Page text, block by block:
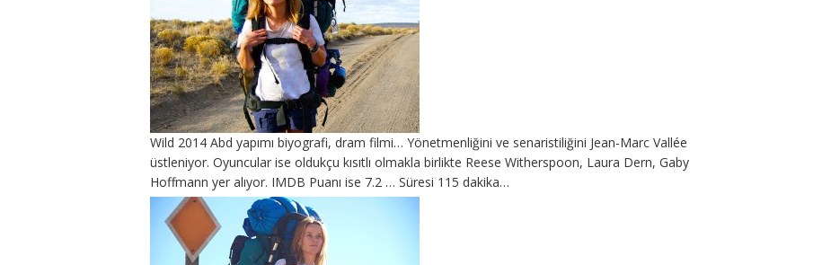
Wild 2014 Abd yapımı biyografi, dram filmi… Yönetmenliğini ve senaristiliğini Jean-Marc Vallée
üstleniyor. Oyuncular ise oldukçu kısıtlı olmakla birlikte Reese Witherspoon, Laura Dern, Gaby
Hoffmann yer alıyor. IMDB Puanı ise 7.2 … Süresi 115 dakika…